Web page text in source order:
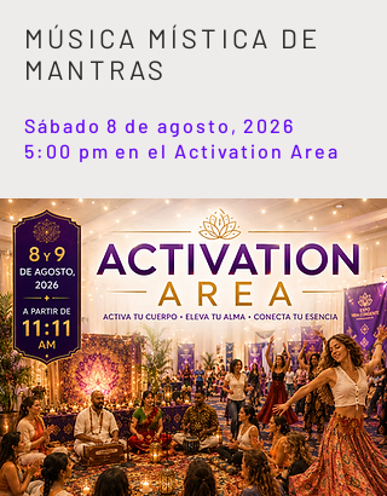
MÚSICA MÍSTICA DE
MANTRAS
Sábado 8 de agosto, 2026
5:00 pm en el Activation Area